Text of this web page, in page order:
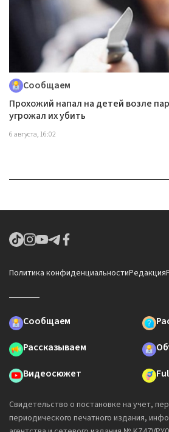
Сообщаем
Прохожий напал на детей возле
угрожал их убить
6 августа, 16:02
Политика конфиденциальностиРедакция
Сообщаем
Рассказываем
Видеосюжет
Свидетельство о постановке на учет,
периодического печатного издания,